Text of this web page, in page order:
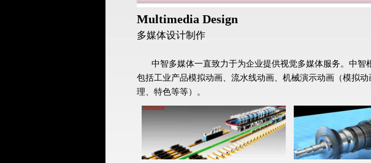
Multimedia Design
多媒体设计制作
中智多媒体一直致力于为企业提供视觉多媒体服务。中智
包括工业产品模拟动画、流水线动画、机械演示动画（模拟
理、特色等等）。